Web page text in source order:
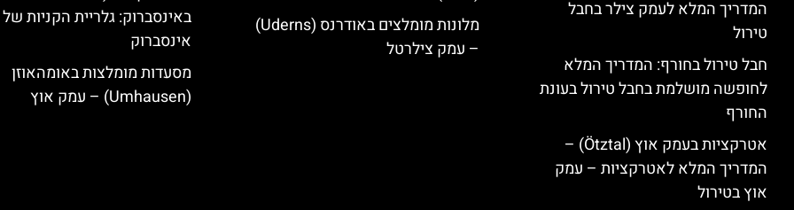
המדריך המלא לעמק צילר בחבל
טירול
חבל טירול בחורף: המדריך המלא
לחופשה מושלמת בחבל טירול בעונת
החורף
אטרקציות בעמק אוץ (Ötztal) –
המדריך המלא לאטרקציות – עמק
אוץ בטירול
מלונות מומלצים באודרנס (Uderns)
– עמק צילרטל
באינסברוק: גלריית הקניות של
אינסברוק
מסעדות מומלצות באומהאוזן
(Umhausen) – עמק אוץ